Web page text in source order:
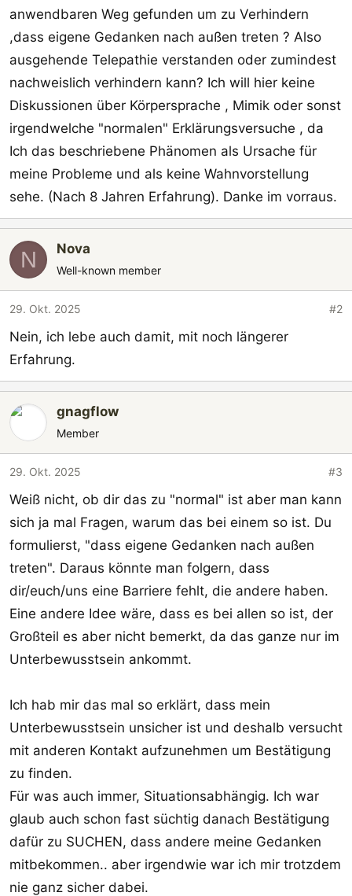
m
anwendbaren Weg gefunden um zu Verhindern
,dass eigene Gedanken nach außen treten ? Also
ausgehende Telepathie verstanden oder zumindest
nachweislich verhindern kann? Ich will hier keine
Diskussionen über Körpersprache , Mimik oder sonst
irgendwelche "normalen" Erklärungsversuche , da
Ich das beschriebene Phänomen als Ursache für
meine Probleme und als keine Wahnvorstellung
sehe. (Nach 8 Jahren Erfahrung). Danke im vorraus.
N Nova
Well-known member
29. Okt. 2025 #2
Nein, ich lebe auch damit, mit noch längerer
Erfahrung.
gnagflow
Member
29. Okt. 2025 #3
Weiß nicht, ob dir das zu "normal" ist aber man kann
sich ja mal Fragen, warum das bei einem so ist. Du
formulierst, "dass eigene Gedanken nach außen
treten". Daraus könnte man folgern, dass
dir/euch/uns eine Barriere fehlt, die andere haben.
Eine andere Idee wäre, dass es bei allen so ist, der
Großteil es aber nicht bemerkt, da das ganze nur im
Unterbewusstsein ankommt.
Ich hab mir das mal so erklärt, dass mein
Unterbewusstsein unsicher ist und deshalb versucht
mit anderen Kontakt aufzunehmen um Bestätigung
zu finden.
Für was auch immer, Situationsabhängig. Ich war
glaub auch schon fast süchtig danach Bestätigung
dafür zu SUCHEN, dass andere meine Gedanken
mitbekommen.. aber irgendwie war ich mir trotzdem
nie ganz sicher dabei.